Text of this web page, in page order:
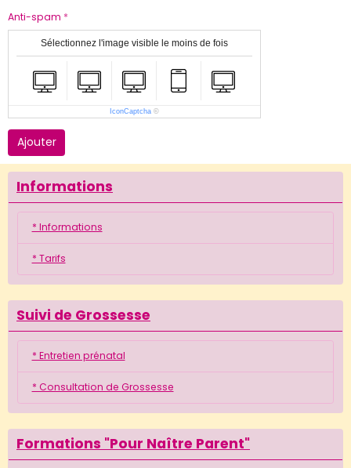
Anti-spam
Sélectionnez l'image visible le moins de fois
IconCaptcha ©
Ajouter
Informations
* Informations
* Tarifs
Suivi de Grossesse
* Entretien prénatal
* Consultation de Grossesse
Formations "Pour Naître Parent"